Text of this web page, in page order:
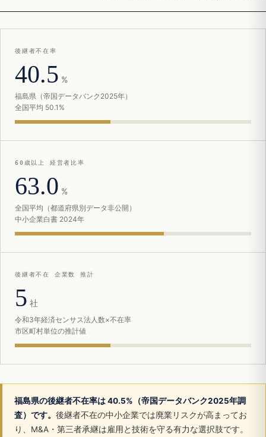
後継者不在率
40.5 %
福島県（帝国データバンク2025年）
全国平均 50.1%
60歳以上 経営者比率
63.0 %
全国平均（都道府県別データ非公開）
中小企業白書 2024年
後継者不在 企業数 推計
5 社
令和3年経済センサス法人数×不在率
市区町村単位の推計値
福島県の後継者不在率は 40.5%（帝国データバンク2025年調
査）です。 後継者不在の中小企業では廃業リスクが高まってお
り、M&A・第三者承継は雇用と技術を守る有力な選択肢です。